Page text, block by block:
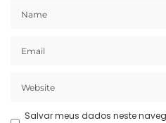
Salvar meus dados neste